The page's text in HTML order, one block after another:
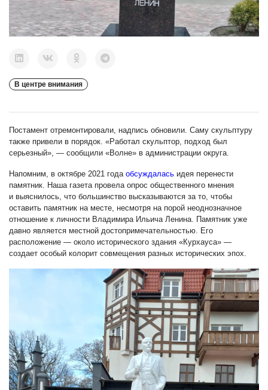
В центре внимания
Постамент отремонтировали, надпись обновили. Саму скульптуру
также привели в порядок. «Работал скульптор, подход был
серьезный», — сообщили «Волне» в администрации округа.
Напомним, в октябре 2021 года обсуждалась идея перенести
памятник. Наша газета провела опрос общественного мнения
и выяснилось, что большинство высказываются за то, чтобы
оставить памятник на месте, несмотря на порой неоднозначное
отношение к личности Владимира Ильича Ленина. Памятник уже
давно является местной достопримечательностью. Его
расположение — около исторического здания «Курхауса» —
создает особый колорит совмещения разных исторических эпох.